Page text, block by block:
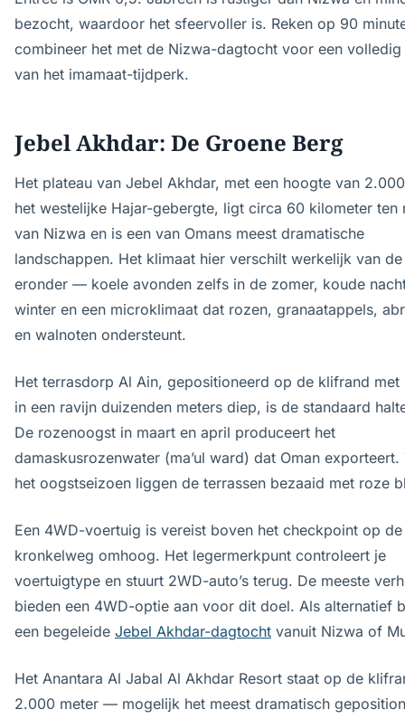
bezocht, waardoor het sfeervoller is. Reken op 90
combineer het met de Nizwa-dagtocht voor een volledig
van het imamaat-tijdperk.
Jebel Akhdar: De Groene Berg
Het plateau van Jebel Akhdar, met een hoogte van
het westelijke Hajar-gebergte, ligt circa 60 kilometer ten
van Nizwa en is een van Omans meest dramatische
landschappen. Het klimaat hier verschilt werkelijk van
eronder — koele avonden zelfs in de zomer, koude
winter en een microklimaat dat rozen, granaatappels,
en walnoten ondersteunt.
Het terrasdorp Al Ain, gepositioneerd op de klifrand met
in een ravijn duizenden meters diep, is de standaard
De rozenoogst in maart en april produceert het
damaskusrozenwater (ma’ul ward) dat Oman exporteert.
het oogstseizoen liggen de terrassen bezaaid met roze
Een 4WD-voertuig is vereist boven het checkpoint op de
kronkelweg omhoog. Het legermerkpunt controleert je
voertuigtype en stuurt 2WD-auto’s terug. De meeste
bieden een 4WD-optie aan voor dit doel. Als alternatief
een begeleide Jebel Akhdar-dagtocht vanuit Nizwa of
Het Anantara Al Jabal Al Akhdar Resort staat op de
2.000 meter — mogelijk het meest dramatisch